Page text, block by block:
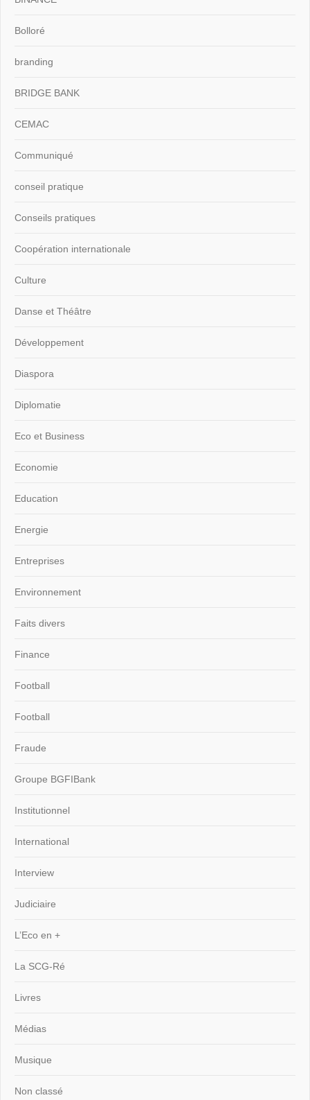
Bolloré
branding
BRIDGE BANK
CEMAC
Communiqué
conseil pratique
Conseils pratiques
Coopération internationale
Culture
Danse et Théâtre
Développement
Diaspora
Diplomatie
Eco et Business
Economie
Education
Energie
Entreprises
Environnement
Faits divers
Finance
Football
Football
Fraude
Groupe BGFIBank
Institutionnel
International
Interview
Judiciaire
L’Eco en +
La SCG-Ré
Livres
Médias
Musique
Non classé